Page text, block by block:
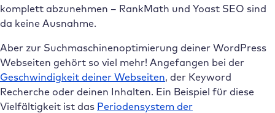
komplett abzunehmen – RankMath und Yoast SEO sind
da keine Ausnahme.
Aber zur Suchmaschinenoptimierung deiner WordPress
Webseiten gehört so viel mehr! Angefangen bei der
Geschwindigkeit deiner Webseiten, der Keyword
Recherche oder deinen Inhalten. Ein Beispiel für diese
Vielfältigkeit ist das Periodensystem der